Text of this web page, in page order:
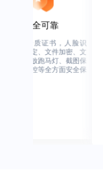
安全可靠
业权威资质证书，人脸识
、设备绑定、文件加密、文
水印、播放跑马灯、截图保
、权限管控等全方面安全保